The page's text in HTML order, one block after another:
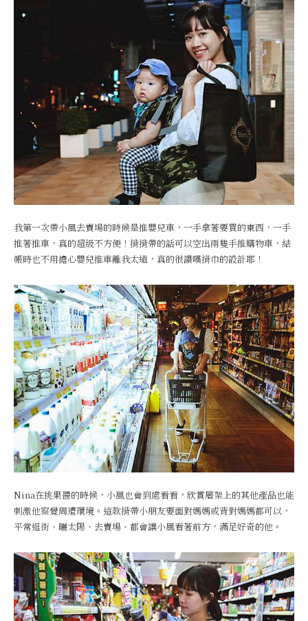
我第一次帶小風去賣場的時候是推嬰兒車，一手拿著要買的東西，一手
推著推車，真的超級不方便！揹揹帶的話可以空出兩隻手推購物車，結
帳時也不用擔心嬰兒推車離我太遠，真的很讚嘆揹巾的設計耶！
Nina在挑果醬的時候，小風也會到處看看，欣賞層架上的其他產品也能
刺激他察覺周遭環境。這款揹帶小朋友要面對媽媽或背對媽媽都可以，
平常逛街、曬太陽、去賣場、都會讓小風看著前方，滿足好奇的他。